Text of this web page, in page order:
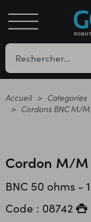
Accueil Categories
Cordons BNC M/
Cordon M/
BNC 50 ohms -
Code : 08742